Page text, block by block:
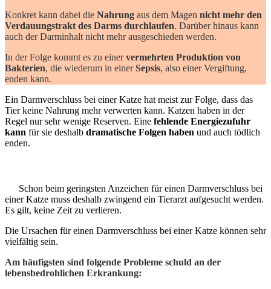
Konkret kann dabei die Nahrung aus dem Magen nicht mehr den
Verdauungstrakt des Darms durchlaufen. Darüber hinaus kann
auch der Darminhalt nicht mehr ausgeschieden werden.
In der Folge kommt es zu einervermehrten Produktion von
Bakterien, die wiederum in einerSepsis, also einer Vergiftung,
enden kann.
Ein Darmverschluss bei einer Katze hat meist zur Folge, dass das
Tier keine Nahrung mehr verwerten kann. Katzen haben in der
Regel nur sehr wenige Reserven. Eine fehlende Energiezufuhr
kann für sie deshalb dramatische Folgen haben und auch tödlich
enden.
Schon beim geringsten Anzeichen für einen Darmverschluss bei
einer Katze muss deshalb zwingend ein Tierarzt aufgesucht werden.
Es gilt, keine Zeit zu verlieren.
Die Ursachen für einen Darmverschluss bei einer Katze können sehr
vielfältig sein.
Am häufigsten sind folgende Probleme schuld an der
lebensbedrohlichen Erkrankung: